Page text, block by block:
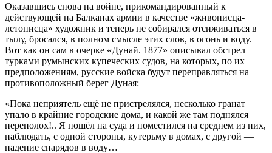
Оказавшись снова на войне, прикомандированный к
действующей на Балканах армии в качестве «живописца-
летописца» художник и теперь не собирался отсиживаться в
тылу, бросался, в полном смысле этих слов, в огонь и воду.
Вот как он сам в очерке «Дунай. 1877» описывал обстрел
турками румынских купеческих судов, на которых, по их
предположениям, русские войска будут переправляться на
противоположный берег Дуная:
«Пока неприятель ещё не пристрелялся, несколько гранат
упало в крайние городские дома, и какой же там поднялся
переполох!.. Я пошёл на суда и поместился на среднем из них,
наблюдать, с одной стороны, кутерьму в домах, с другой —
падение снарядов в воду…